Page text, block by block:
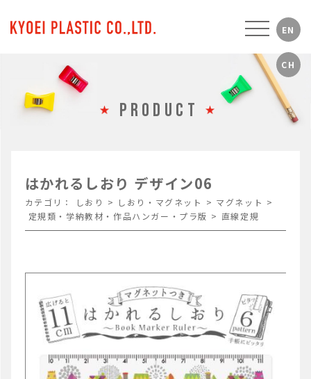
PRODUCT
はかれるしおり デザイン06
カテゴリ： しおり > しおり・マグネット > マグネット >
定規類・学納教材・作品ハンガー・プラ版 > 直線定規